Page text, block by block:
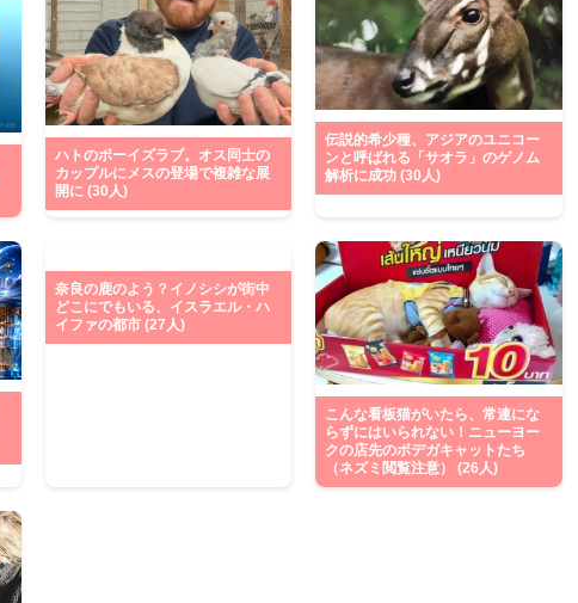
ハトのボーイズラブ。オス同士の
カップルにメスの登場で複雑な展
開に (30人)
伝説的希少種、アジアのユニコー
ンと呼ばれる「サオラ」のゲノム
解析に成功 (30人)
奈良の鹿のよう？イノシシが街中
どこにでもいる、イスラエル・ハ
イファの都市 (27人)
こんな看板猫がいたら、常連にな
らずにはいられない！ニューヨー
クの店先のボデガキャットたち
（ネズミ閲覧注意） (26人)